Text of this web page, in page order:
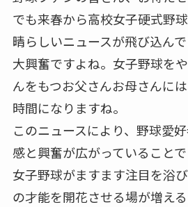
でも来春から高校女子硬式野
晴らしいニュースが飛び込んで
大興奮ですよね。女子野球を
んをもつお父さんお母さんに
時間になりますね。
このニュースにより、野球愛
感と興奮が広がっていることで
女子野球がますます注目を浴
の才能を開花させる場が増える